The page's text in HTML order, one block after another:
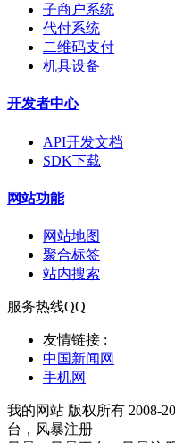
子商户系统
代付系统
二维码支付
机具设备
开发者中心
API开发文档
SDK下载
网站功能
网站地图
聚合标签
站内搜索
服务热线QQ
友情链接 :
中国新闻网
手机网
我的网站 版权所有 2008-
台，风暴注册